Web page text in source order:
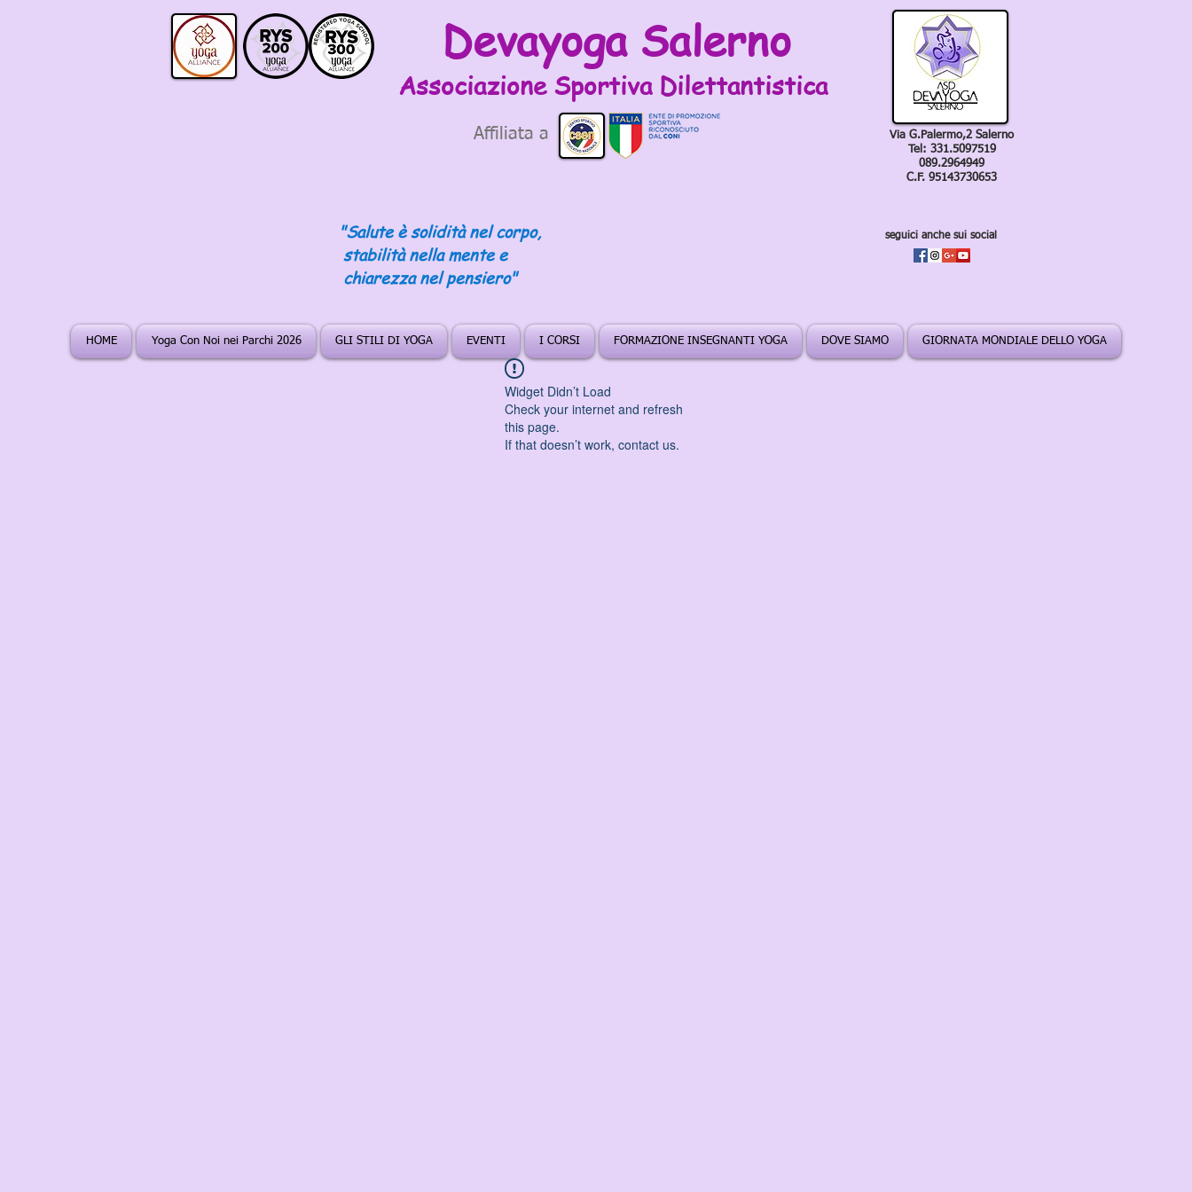
Devayoga Salerno
Associazione Sportiva Dilettantistica
Affiliata a
"Salute è solidità nel corpo,
stabilità nella mente e
chiarezza nel pensiero"
Via G.Palermo,2 Salerno
Tel: 331.5097519
089.2964949
C.F. 95143730653
seguici anche sui social
HOME Yoga Con Noi nei Parchi 2026 GLI STILI DI YOGA EVENTI I CORSI FORMAZIONE INSEGNANTI YOGA DOVE SIAMO GIORNATA MONDIALE DELLO YOGA
Widget Didn’t Load
Check your internet and refresh
this page.
If that doesn’t work, contact us.